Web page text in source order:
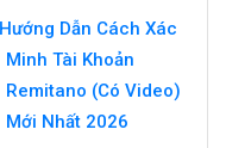
Hướng Dẫn Cách Xác
Minh Tài Khoản
Remitano (Có Video)
Mới Nhất 2026